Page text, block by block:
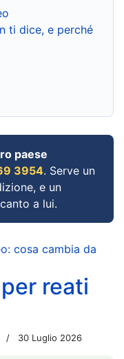
ti dice, e perché
paese
3954. Serve un
e un
a lui.
cosa cambia da
reati
30 Luglio 2026